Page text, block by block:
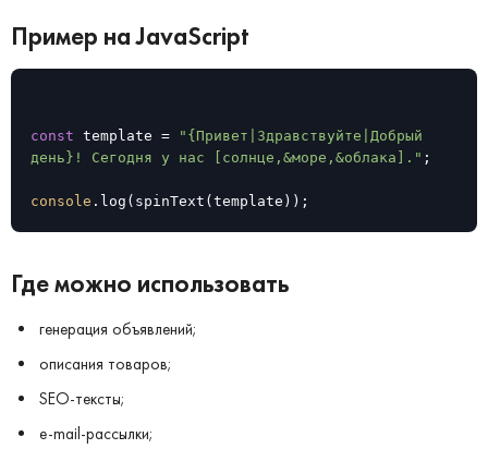
Пример на JavaScript
const template =
"{Привет|Здравствуйте|Добрый
день}! Сегодня у нас [солнце,&море,&облака]." ;
console .log(spinText(template));
Где можно использовать
генерация объявлений;
описания товаров;
SEO-тексты;
e-mail-рассылки;